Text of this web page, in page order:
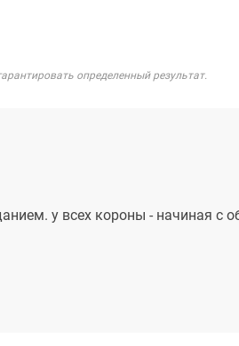
определенный результат.
у всех короны - начиная с